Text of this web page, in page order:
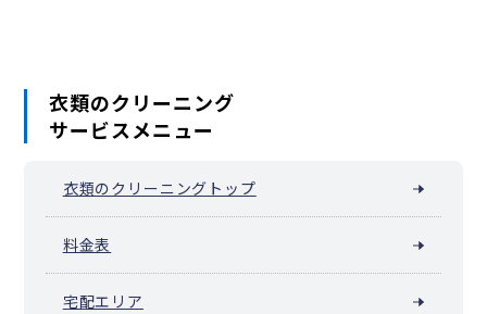
衣類のクリーニング
サービスメニュー
衣類のクリーニングトップ
料金表
宅配エリア